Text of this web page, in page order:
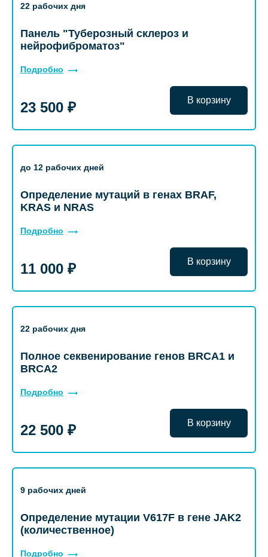
22 рабочих дня
Панель "Туберозный склероз и
нейрофиброматоз"
Подробно
23 500 ₽ В корзину
до 12 рабочих дней
Определение мутаций в генах BRAF,
KRAS и NRAS
Подробно
11 000 ₽ В корзину
22 рабочих дня
Полное секвенирование генов BRCA1 и
BRCA2
Подробно
22 500 ₽ В корзину
9 рабочих дней
Определение мутации V617F в гене JAK2
(количественное)
Подробно